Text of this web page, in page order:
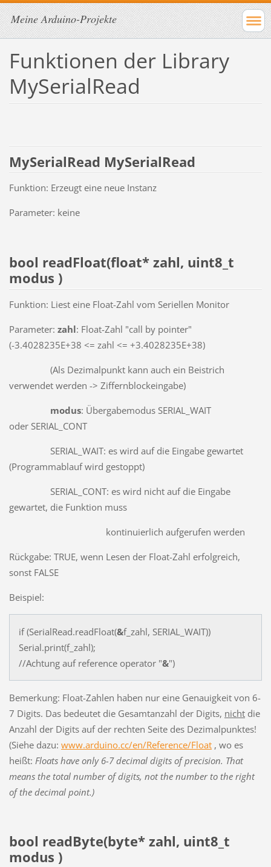
Meine Arduino-Projekte
Funktionen der Library
MySerialRead
MySerialRead MySerialRead
Funktion: Erzeugt eine neue Instanz
Parameter: keine
bool readFloat(float* zahl, uint8_t
modus )
Funktion: Liest eine Float-Zahl vom Seriellen Monitor
Parameter: zahl: Float-Zahl "call by pointer"
(-3.4028235E+38 <= zahl <= +3.4028235E+38)
(Als Dezimalpunkt kann auch ein Beistrich
verwendet werden -> Ziffernblockeingabe)
modus: Übergabemodus SERIAL_WAIT
oder SERIAL_CONT
SERIAL_WAIT: es wird auf die Eingabe gewartet
(Programmablauf wird gestoppt)
SERIAL_CONT: es wird nicht auf die Eingabe
gewartet, die Funktion muss
kontinuierlich aufgerufen werden
Rückgabe: TRUE, wenn Lesen der Float-Zahl erfolgreich,
sonst FALSE
Beispiel:
if (SerialRead.readFloat(&f_zahl, SERIAL_WAIT))
Serial.print(f_zahl);
//Achtung auf reference operator "&")
Bemerkung: Float-Zahlen haben nur eine Genauigkeit von 6-
7 Digits. Das bedeutet die Gesamtanzahl der Digits, nichtdie
Anzahl der Digits auf der rechten Seite des Dezimalpunktes!
(Siehe dazu: www.arduino.cc/en/Reference/Float, wo es
heißt: Floats have only 6-7 decimal digits of precision. That
means the total number of digits, not the number to the right
of the decimal point.)
bool readByte(byte* zahl, uint8_t
modus )